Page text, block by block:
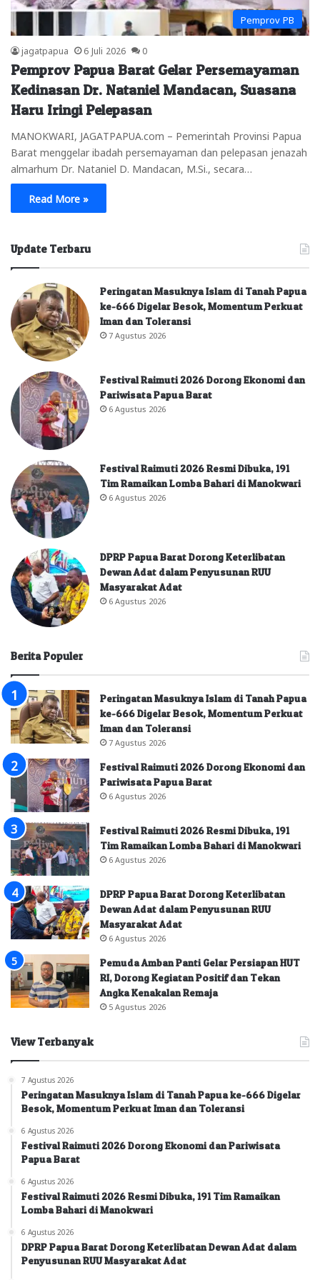
Pemprov PB
jagatpapua 6 Juli 2026 0
Pemprov Papua Barat Gelar Persemayaman
Kedinasan Dr. Nataniel Mandacan, Suasana
Haru Iringi Pelepasan
MANOKWARI, JAGATPAPUA.com – Pemerintah Provinsi Papua
Barat menggelar ibadah persemayaman dan pelepasan jenazah
almarhum Dr. Nataniel D. Mandacan, M.Si., secara…
Read More »
Update Terbaru
Peringatan Masuknya Islam di Tanah Papua
ke-666 Digelar Besok, Momentum Perkuat
Iman dan Toleransi
7 Agustus 2026
Festival Raimuti 2026 Dorong Ekonomi dan
Pariwisata Papua Barat
6 Agustus 2026
Festival Raimuti 2026 Resmi Dibuka, 191
Tim Ramaikan Lomba Bahari di Manokwari
6 Agustus 2026
DPRP Papua Barat Dorong Keterlibatan
Dewan Adat dalam Penyusunan RUU
Masyarakat Adat
6 Agustus 2026
Berita Populer
Peringatan Masuknya Islam di Tanah Papua
ke-666 Digelar Besok, Momentum Perkuat
Iman dan Toleransi
7 Agustus 2026
Festival Raimuti 2026 Dorong Ekonomi dan
Pariwisata Papua Barat
6 Agustus 2026
Festival Raimuti 2026 Resmi Dibuka, 191
Tim Ramaikan Lomba Bahari di Manokwari
6 Agustus 2026
DPRP Papua Barat Dorong Keterlibatan
Dewan Adat dalam Penyusunan RUU
Masyarakat Adat
6 Agustus 2026
Pemuda Amban Panti Gelar Persiapan HUT
RI, Dorong Kegiatan Positif dan Tekan
Angka Kenakalan Remaja
5 Agustus 2026
View Terbanyak
7 Agustus 2026
Peringatan Masuknya Islam di Tanah Papua ke-666 Digelar
Besok, Momentum Perkuat Iman dan Toleransi
6 Agustus 2026
Festival Raimuti 2026 Dorong Ekonomi dan Pariwisata
Papua Barat
6 Agustus 2026
Festival Raimuti 2026 Resmi Dibuka, 191 Tim Ramaikan
Lomba Bahari di Manokwari
6 Agustus 2026
DPRP Papua Barat Dorong Keterlibatan Dewan Adat dalam
Penyusunan RUU Masyarakat Adat